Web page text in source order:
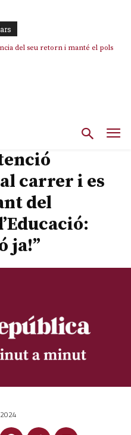
del seu retorn i manté el pols
carrer i es
del
ja!”